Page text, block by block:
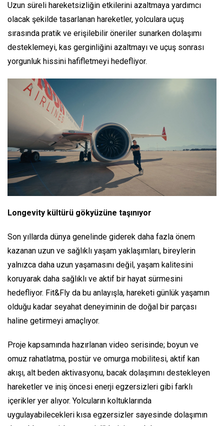
Uzun süreli hareketsizliğin etkilerini azaltmaya yardımcı
olacak şekilde tasarlanan hareketler, yolculara uçuş
sırasında pratik ve erişilebilir öneriler sunarken dolaşımı
desteklemeyi, kas gerginliğini azaltmayı ve uçuş sonrası
yorgunluk hissini hafifletmeyi hedefliyor.
Longevity kültürü gökyüzüne taşınıyor
Son yıllarda dünya genelinde giderek daha fazla önem
kazanan uzun ve sağlıklı yaşam yaklaşımları, bireylerin
yalnızca daha uzun yaşamasını değil, yaşam kalitesini
koruyarak daha sağlıklı ve aktif bir hayat sürmesini
hedefliyor. Fit&Fly da bu anlayışla, hareketi günlük yaşamın
olduğu kadar seyahat deneyiminin de doğal bir parçası
haline getirmeyi amaçlıyor.
Proje kapsamında hazırlanan video serisinde; boyun ve
omuz rahatlatma, postür ve omurga mobilitesi, aktif kan
akışı, alt beden aktivasyonu, bacak dolaşımını destekleyen
hareketler ve iniş öncesi enerji egzersizleri gibi farklı
içerikler yer alıyor. Yolcuların koltuklarında
uygulayabilecekleri kısa egzersizler sayesinde dolaşımın